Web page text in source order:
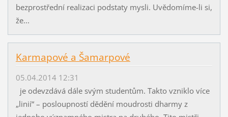
bezprostřední realizaci podstaty mysli. Uvědomíme-li si,
že...
Karmapové a Šamarpové
05.04.2014 12:31
je odevzdává dále svým studentům. Takto vzniklo více
„linií“ – posloupností dědění moudrosti dharmy z